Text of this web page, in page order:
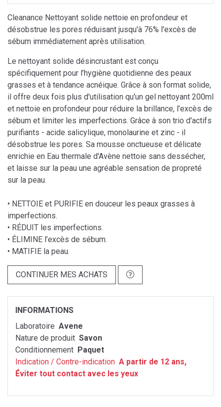
Cleanance Nettoyant solide nettoie en profondeur et
désobstrue les pores réduisant jusqu'à 76% l'excès de
sébum immédiatement après utilisation.
Le nettoyant solide désincrustant est conçu
spécifiquement pour l’hygiène quotidienne des peaux
grasses et à tendance acnéique. Grâce à son format solide,
il offre deux fois plus d'utilisation qu'un gel nettoyant 200ml
et nettoie en profondeur pour réduire la brillance, l’excès de
sébum et limiter les imperfections. Grâce à son trio d'actifs
purifiants - acide salicylique, monolaurine et zinc - il
désobstrue les pores. Sa mousse onctueuse et délicate
enrichie en Eau thermale d'Avène nettoie sans dessécher,
et laisse sur la peau une agréable sensation de propreté
sur la peau.
• NETTOIE et PURIFIE en douceur les peaux grasses à
imperfections.
• RÉDUIT les imperfections.
• ÉLIMINE l’excès de sébum.
• MATIFIE la peau.
CONTINUER MES ACHATS
INFORMATIONS
Laboratoire Avene
Nature de produit Savon
Conditionnement Paquet
Indication / Contre-indication A partir de 12 ans,
Éviter tout contact avec les yeux